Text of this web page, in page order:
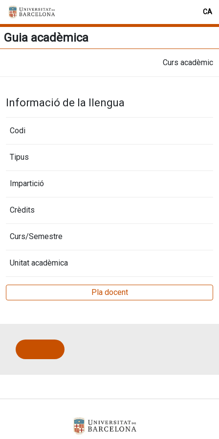
CA
Guia acadèmica
Curs acadèmic
Informació de la llengua
Codi
Tipus
Impartició
Crèdits
Curs/Semestre
Unitat acadèmica
Pla docent